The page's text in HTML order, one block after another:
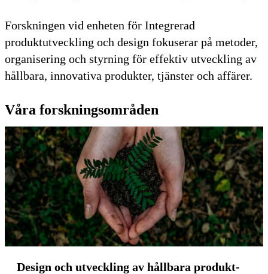
Forskningen vid enheten för Integrerad
produktutveckling och design fokuserar på metoder,
organisering och styrning för effektiv utveckling av
hållbara, innovativa produkter, tjänster och affärer.
Våra forskningsområden
Design och utveckling av hållbara produkt-